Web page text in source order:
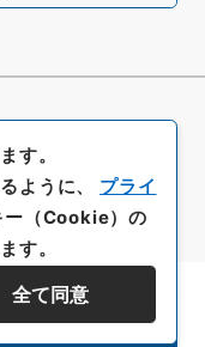
する
す。
ように、 プライ
ー（Cookie）の
す。
全て同意